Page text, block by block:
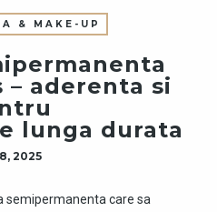
& MAKE-UP
aderenta si
lunga durata
2025
semipermanenta care sa